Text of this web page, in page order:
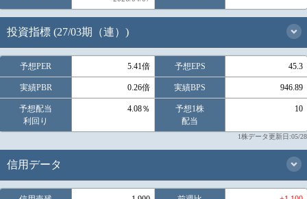
投資指標 (27/03期（連）)
予想PER 5.41倍 予想EPS 45.3
実績PBR 0.26倍 実績BPS 946.89
予想配当
利回り
4.08％
予想1株
配当
10
1株データ更新日:05/28
信用データ